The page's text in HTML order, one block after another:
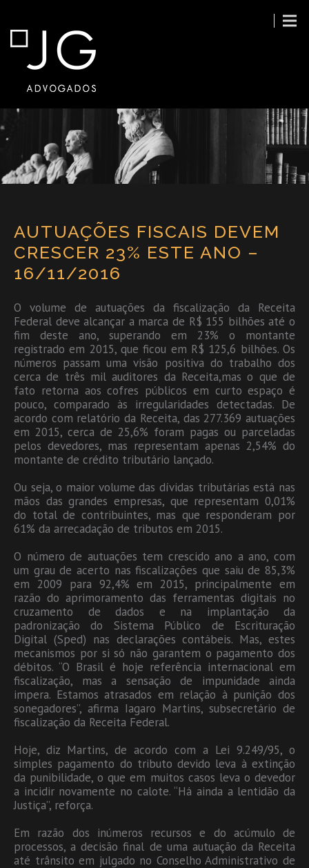
AUTUAÇÕES FISCAIS DEVEM
CRESCER 23% ESTE ANO –
16/11/2016
O volume de autuações da fiscalização da Receita
Federal deve alcançar a marca de R$ 155 bilhões até o
fim deste ano, superando em 23% o montante
registrado em 2015, que ficou em R$ 125,6 bilhões. Os
números passam uma visão positiva do trabalho dos
cerca de três mil auditores da Receita,mas o que de
fato retorna aos cofres públicos em curto espaço é
pouco, comparado às irregularidades detectadas. De
acordo com relatório da Receita, das 277.369 autuações
em 2015, cerca de 25,6% foram pagas ou parceladas
pelos devedores, mas representam apenas 2,54% do
montante de crédito tributário lançado.
Ou seja, o maior volume das dívidas tributárias está nas
mãos das grandes empresas, que representam 0,01%
do total de contribuintes, mas que responderam por
61% da arrecadação de tributos em 2015.
O número de autuações tem crescido ano a ano, com
um grau de acerto nas fiscalizações que saiu de 85,3%
em 2009 para 92,4% em 2015, principalmente em
razão do aprimoramento das ferramentas digitais no
cruzamento de dados e na implantação da
padronização do Sistema Público de Escrituração
Digital (Sped) nas declarações contábeis. Mas, estes
mecanismos por si só não garantem o pagamento dos
débitos. “O Brasil é hoje referência internacional em
fiscalização, mas a sensação de impunidade ainda
impera. Estamos atrasados em relação à punição dos
sonegadores”, afirma Iagaro Martins, subsecretário de
fiscalização da Receita Federal.
Hoje, diz Martins, de acordo com a Lei 9.249/95, o
simples pagamento do tributo devido leva à extinção
da punibilidade, o que em muitos casos leva o devedor
a incidir novamente no calote. “Há ainda a lentidão da
Justiça”, reforça.
Em razão dos inúmeros recursos e do acúmulo de
processos, a decisão final de uma autuação da Receita
até trânsito em julgado no Conselho Administrativo de